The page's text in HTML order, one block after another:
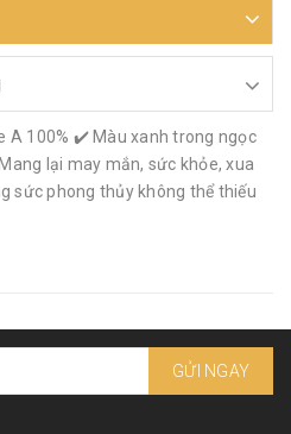
A 100% ✔️ Màu xanh trong ngọc
lại may mắn, sức khỏe, xua
sức phong thủy không thể thiếu
GỬI NGAY